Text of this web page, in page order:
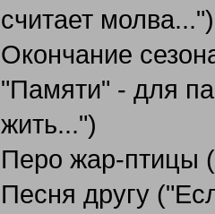
считает молва...")
Окончание
"Памяти" - для
жить...")
Перо жар-птицы
Песня другу